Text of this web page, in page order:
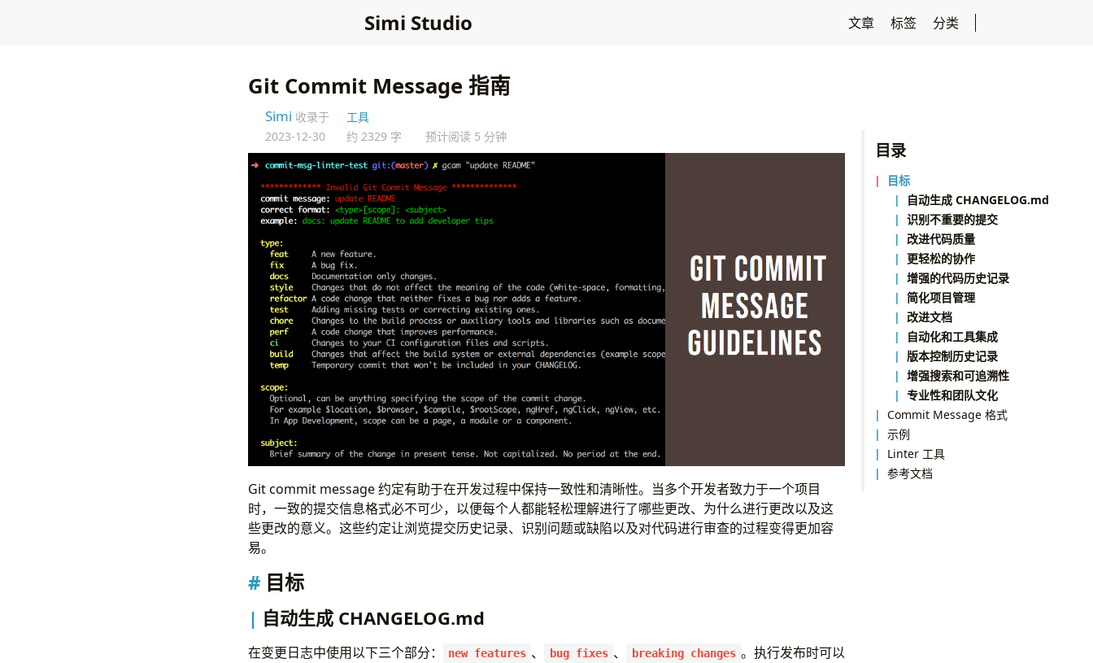
Simi Studio 文章 标签 分类
目录
目标
自动生成 CHANGELOG.md
识别不重要的提交
改进代码质量
更轻松的协作
增强的代码历史记录
简化项目管理
改进文档
自动化和工具集成
版本控制历史记录
增强搜索和可追溯性
专业性和团队文化
Commit Message 格式
示例
Linter 工具
参考文档
Git Commit Message 指南
Simi 收录于
工具
2023-12-30
约 2329 字 预计阅读 5 分钟
Git commit message 约定有助于在开发过程中保持一致性和清晰性。当多个开发者致力于一个项目
时，一致的提交信息格式必不可少，以便每个人都能轻松理解进行了哪些更改、为什么进行更改以及这
些更改的意义。这些约定让浏览提交历史记录、识别问题或缺陷以及对代码进行审查的过程变得更加容
易。
目标
自动生成 CHANGELOG.md
在变更日志中使用以下三个部分： new features 、 bug fixes 、 breaking changes 。执行发布时可以